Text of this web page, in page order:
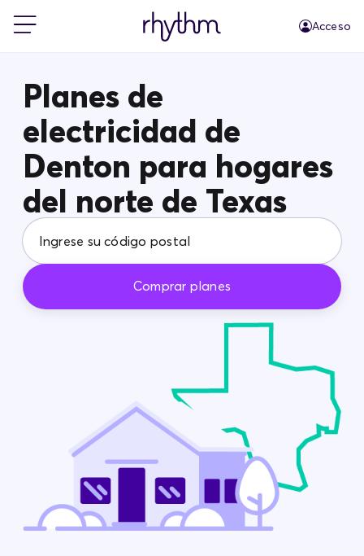
Acceso
Pequeñas empresas
PowerShift
Acerca de Rhythm
Contacta con nosotros
Planes de
electricidad de
Denton para hogares
del norte de Texas
Comprar planes